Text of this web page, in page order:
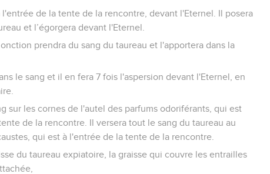
l'entrée de la tente de la rencontre, devant l'Eternel. Il posera
et l’égorgera devant l'Eternel.
onction prendra du sang du taureau et l'apportera dans la
le sang et il en fera 7 fois l'aspersion devant l'Eternel, en
sur les cornes de l'autel des parfums odoriférants, qui est
de la rencontre. Il versera tout le sang du taureau au
qui est à l'entrée de la tente de la rencontre.
du taureau expiatoire, la graisse qui couvre les entrailles